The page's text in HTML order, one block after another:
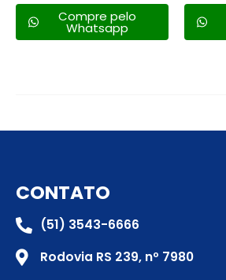
Compre pelo
Whatsapp
CONTATO
(51) 3543-6666
Rodovia RS 239, nº 7980